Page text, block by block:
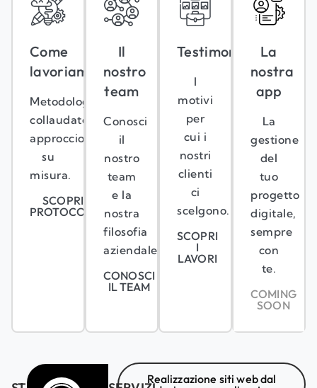
Come
lavoriamo
Metodologie
collaudate,
approccio
su
misura.
SCOPRI I
PROTOCOLLI
Il
nostro
team
Conosci
il
nostro
team
e la
nostra
filosofia
aziendale.
CONOSCI
IL TEAM
Testimonianze
I
motivi
per
cui i
nostri
clienti
ci
scelgono.
SCOPRI
I
LAVORI
La
nostra
app
La
gestione
del
tuo
progetto
digitale,
sempre
con
te.
COMING
SOON
Realizzazione siti web dal